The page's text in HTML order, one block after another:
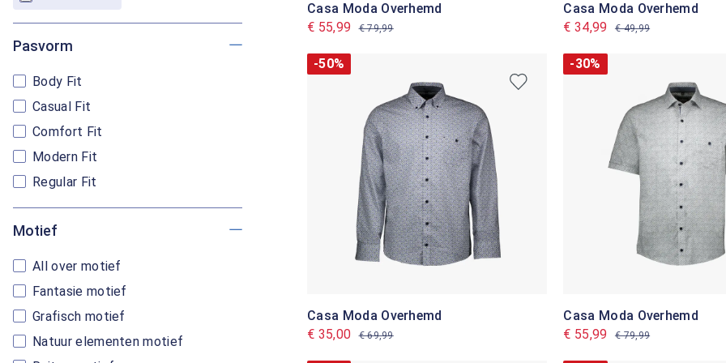
Pasvorm
Body Fit
Casual Fit
Comfort Fit
Modern Fit
Regular Fit
Motief
All over motief
Fantasie motief
Grafisch motief
Natuur elementen motief
Casa Moda Overhemd
€ 55,99
€ 79,99
Casa Moda Overhemd
€ 34,99
€ 49,99
-50%
Casa Moda Overhemd
€ 35,00
€ 69,99
-30%
Casa Moda Overhemd
€ 55,99
€ 79,99